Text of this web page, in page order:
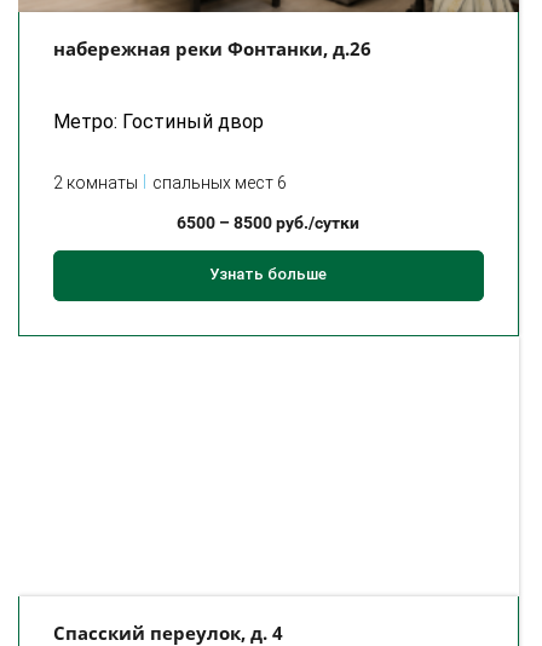
набережная реки Фонтанки, д.26
Метро: Гостиный двор
2 комнаты спальных мест 6
6500 –8500руб./сутки
Узнать больше
Спасский переулок, д. 4